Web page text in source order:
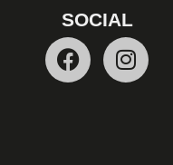
SOCIAL